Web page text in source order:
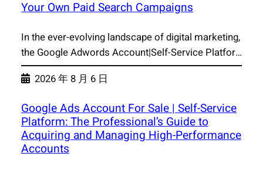
Your Own Paid Search Campaigns
In the ever-evolving landscape of digital marketing,
the Google Adwords Account|Self-Service Platfor…
2026 年 8 月 6 日
Google Ads Account For Sale | Self-Service
Platform: The Professional’s Guide to
Acquiring and Managing High-Performance
Accounts